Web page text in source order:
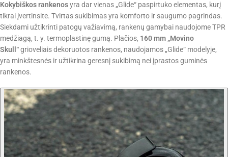
Kokybiškos rankenosyra dar vienas „Glide“ paspirtuko elementas, kurį
tikrai įvertinsite. Tvirtas sukibimas yra komforto ir saugumo pagrindas.
Siekdami užtikrinti patogų važiavimą, rankenų gamybai naudojome TPR
medžiagą, t. y. termoplastinę gumą. Plačios, 160 mm „Movino
Skull“grioveliais dekoruotos rankenos, naudojamos „Glide“ modelyje,
yra minkštesnės ir užtikrina geresnį sukibimą nei įprastos guminės
rankenos.